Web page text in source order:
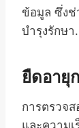
ข้อมูล ซึ่งช่
บำรุงรักษา.
ยืดอายุ
การตรวจ
และความเ